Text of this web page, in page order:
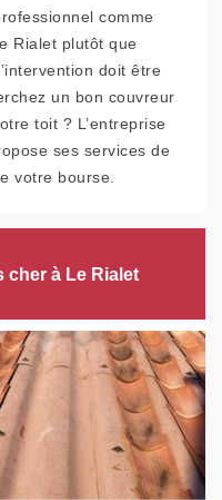
comme
Rialet plutôt que
doit être
un bon couvreur
toit ? L’entreprise
ses services de
votre bourse.
cher à Le Rialet